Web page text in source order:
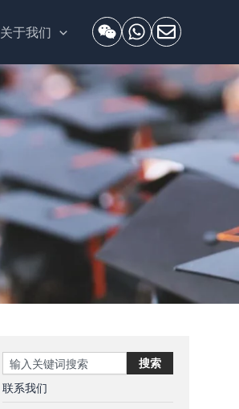
关于我们
Search 搜索
联系我们